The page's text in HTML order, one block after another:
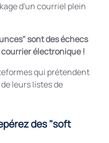
d'un courriel plein
sont des échecs
électronique !
qui prétendent
leurs listes de
des "soft